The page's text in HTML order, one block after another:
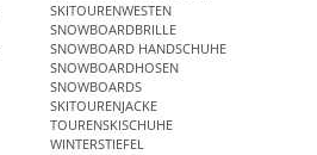
SKITOURENWESTEN
SNOWBOARDBRILLE
SNOWBOARD HANDSCHUHE
SNOWBOARDHOSEN
SNOWBOARDS
SKITOURENJACKE
TOURENSKISCHUHE
WINTERSTIEFEL